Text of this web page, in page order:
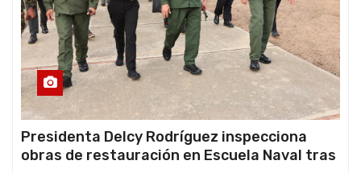
Presidenta Delcy Rodríguez inspecciona
obras de restauración en Escuela Naval tras